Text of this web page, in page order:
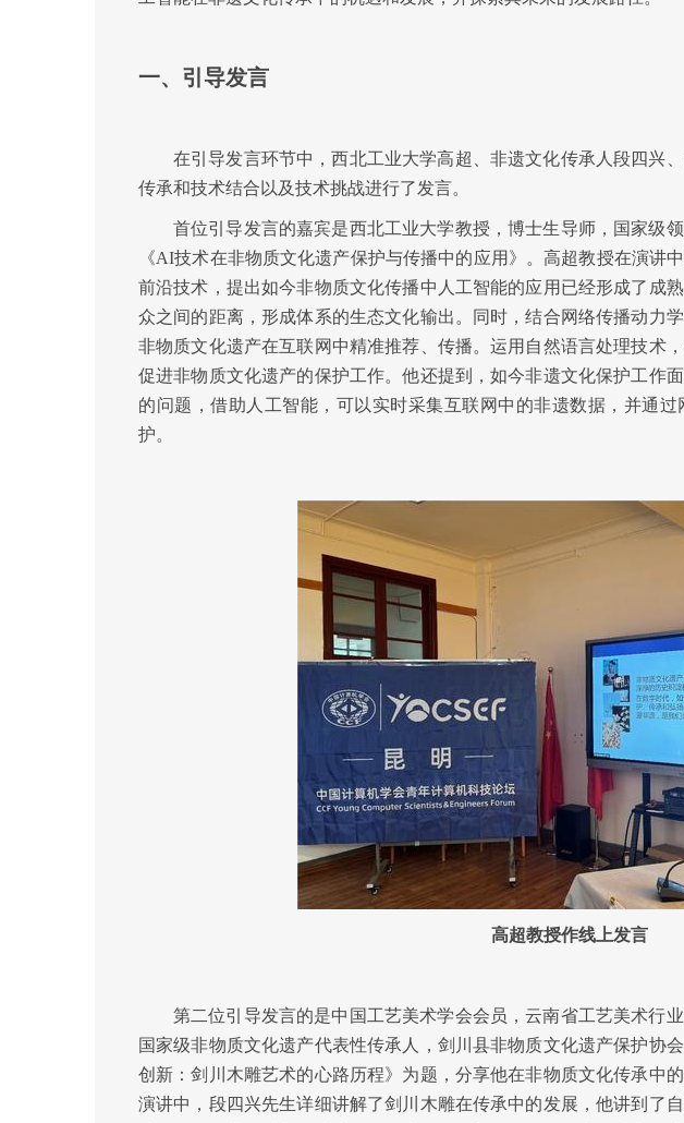
一、引导发言
在引导发言环节中，西北工业大学高超、非遗文化传承人段四兴
传承和技术结合以及技术挑战进行了发言。
首位引导发言的嘉宾是西北工业大学教授，博士生导师，国家级
《AI技术在非物质文化遗产保护与传播中的应用》。高超教授在演讲
前沿技术，提出如今非物质文化传播中人工智能的应用已经形成了成
众之间的距离，形成体系的生态文化输出。同时，结合网络传播动力
非物质文化遗产在互联网中精准推荐、传播。运用自然语言处理技术
促进非物质文化遗产的保护工作。他还提到，如今非遗文化保护工作
的问题，借助人工智能，可以实时采集互联网中的非遗数据，并通
护。
高超教授作线上发言
第二位引导发言的是中国工艺美术学会会员，云南省工艺美术行
国家级非物质文化遗产代表性传承人，剑川县非物质文化遗产保护协
创新：剑川木雕艺术的心路历程》为题，分享他在非物质文化传承中
演讲中，段四兴先生详细讲解了剑川木雕在传承中的发展，他讲到了